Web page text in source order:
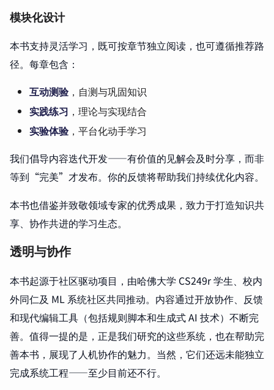
模块化设计
本书支持灵活学习，既可按章节独立阅读，也可遵循推荐路
径。每章包含：
互动测验，自测与巩固知识
实践练习 ，理论与实现结合
实验体验，平台化动手学习
我们倡导内容迭代开发——有价值的见解会及时分享，而非
等到“完美”才发布。你的反馈将帮助我们持续优化内容。
本书也借鉴并致敬领域专家的优秀成果，致力于打造知识共
享、协作共进的学习生态。
透明与协作
本书起源于社区驱动项目，由哈佛大学 CS249r 学生、校内
外同仁及 ML 系统社区共同推动。内容通过开放协作、反馈
和现代编辑工具（包括规则脚本和生成式 AI 技术）不断完
善。值得一提的是，正是我们研究的这些系统，也在帮助完
善本书，展现了人机协作的魅力。当然，它们还远未能独立
完成系统工程——至少目前还不行。